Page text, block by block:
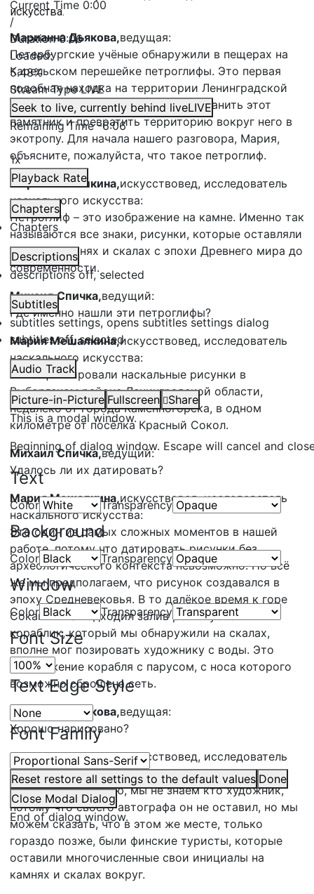
Current Time 0:00
/
Duration6:06
Loaded:
5.48%
Stream TypeLIVE
Seek to live, currently behind liveLIVE
Remaining Time-6:06
1x
Playback Rate
Chapters
Chapters
Descriptions
descriptions off, selected
Subtitles
subtitles settings, opens subtitles settings dialog
subtitles off, selected
Audio Track
Picture-in-Picture Fullscreen
Share
This is a modal window.
Beginning of dialog window. Escape will cancel and
Text
Color Transparency
Background
Color Transparency
Window
Color Transparency
Font Size
Text Edge Style
Font Family
Reset restore all settings to the default values Done
Close Modal Dialog
End of dialog window.
искусства.
Марианна Дьякова,ведущая:
Петербургские учёные обнаружили в пещерах на
Карельском перешейке петроглифы. Это первая
подобная находка на территории Ленинградской
области. Исследователи хотят сохранить этот
памятник и превратить территорию вокруг него в
экотропу. Для начала нашего разговора, Мария,
объясните, пожалуйста, что такое петроглиф.
Мария Мешалкина,искусствовед, исследователь
наскального искусства:
Петроглиф – это изображение на камне. Именно так
называются все знаки, рисунки, которые оставляли
люди на камнях и скалах с эпохи Древнего мира до
современности.
Михаил Спичка,ведущий:
Где именно нашли эти петроглифы?
Мария Мешалкина,искусствовед, исследователь
наскального искусства:
Мы зафиксировали наскальные рисунки в
Выборгском районе Ленинградской области,
недалеко от города Каменногорска, в одном
километре от посёлка Красный Сокол.
Михаил Спичка,ведущий:
Удалось ли их датировать?
Мария Мешалкина,искусствовед, исследователь
наскального искусства:
Это один из самых сложных моментов в нашей
работе, потому что датировать рисунки без
археологического контекста невозможно. Но всё
же мы предполагаем, что рисунок создавался в
эпоху Средневековья. В то далёкое время к горе
Соканлинна подходил залив реки Вуоксы и
кораблик, который мы обнаружили на скалах,
вполне мог позировать художнику с воды. Это
изображение корабля с парусом, с носа которого
возможно сброшена сеть.
Марианна Дьякова,ведущая:
Хорошо нарисовано?
Мария Мешалкина,искусствовед, исследователь
наскального искусства:
Очень. К сожалению, мы не знаем кто художник,
потому что своего автографа он не оставил, но мы
можем сказать, что в этом же месте, только
гораздо позже, были финские туристы, которые
оставили многочисленные свои инициалы на
камнях и скалах вокруг.